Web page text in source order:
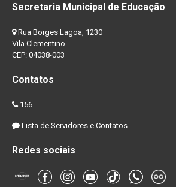
Secretaria Municipal de Educação
Rua Borges Lagoa, 1230
Vila Clementino
CEP: 04038-003
Contatos
156
Lista de Servidores e Contatos
Redes sociais